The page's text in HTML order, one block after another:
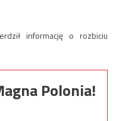
informację o rozbiciu
Polonia!